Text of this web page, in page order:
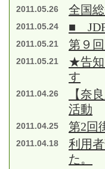
2011.05.26 全国
2011.05.24 ■
2011.05.21 第９
2011.05.21
★告知
す
2011.04.26
【奈
活動
2011.04.25 第2回
2011.04.18
利用
た。